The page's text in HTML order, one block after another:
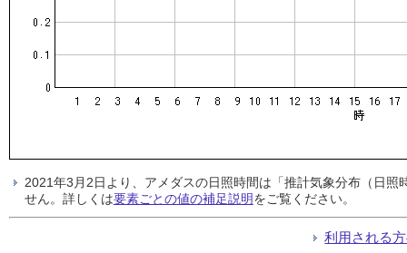
2021年3月2日より、アメダスの日照時間は「推計気象分布（日
せん。詳しくは要素ごとの値の補足説明をご覧ください。
利用される